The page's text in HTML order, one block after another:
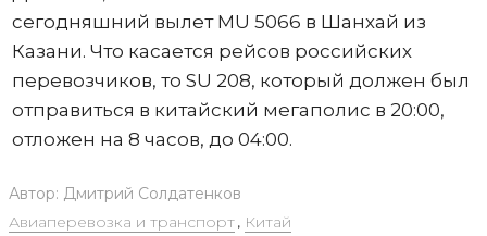
сегодняшний вылет MU 5066 в Шанхай из
Казани. Что касается рейсов российских
перевозчиков, то SU 208, который должен был
отправиться в китайский мегаполис в 20:00,
отложен на 8 часов, до 04:00.
Автор: Дмитрий Солдатенков
Авиаперевозка и транспорт, Китай